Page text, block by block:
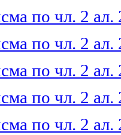
по чл. 2 ал.
по чл. 2 ал.
по чл. 2 ал.
по чл. 2 ал.
по чл. 2 ал.